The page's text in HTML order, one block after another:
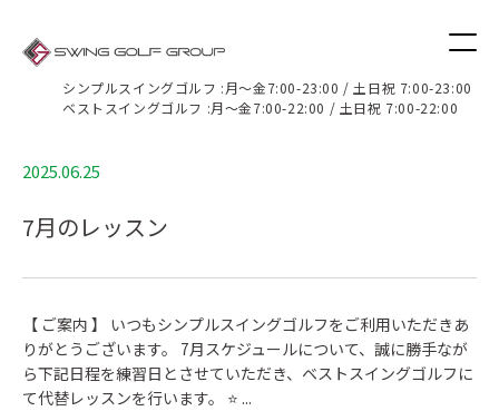
シンプルスイングゴルフ :月〜金7:00-23:00 / 土日祝 7:00-23:00
ベストスイングゴルフ :月〜金7:00-22:00 / 土日祝 7:00-22:00
ブログ
2025.06.25
7月のレッスン
【 ご案内 】 いつもシンプルスイングゴルフをご利用いただきあ
りがとうございます。 7月スケジュールについて、誠に勝手なが
ら下記日程を練習日とさせていただき、ベストスイングゴルフに
て代替レッスンを行います。 ⭐ ...